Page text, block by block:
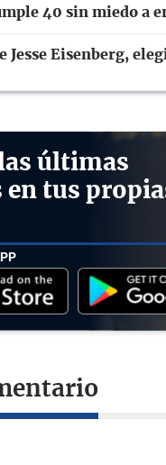
40 sin miedo a
Jesse Eisenberg,
las últimas
tus